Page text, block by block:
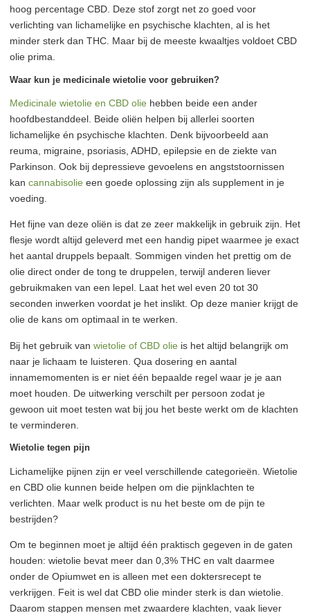
hoog percentage CBD. Deze stof zorgt net zo goed voor
verlichting van lichamelijke en psychische klachten, al is het
minder sterk dan THC. Maar bij de meeste kwaaltjes voldoet CBD
olie prima.
Waar kun je medicinale wietolie voor gebruiken?
Medicinale wietolie en CBD oliehebben beide een ander
hoofdbestanddeel. Beide oliën helpen bij allerlei soorten
lichamelijke én psychische klachten. Denk bijvoorbeeld aan
reuma, migraine, psoriasis, ADHD, epilepsie en de ziekte van
Parkinson. Ook bij depressieve gevoelens en angststoornissen
kan cannabisolieeen goede oplossing zijn als supplement in je
voeding.
Het fijne van deze oliën is dat ze zeer makkelijk in gebruik zijn. Het
flesje wordt altijd geleverd met een handig pipet waarmee je exact
het aantal druppels bepaalt. Sommigen vinden het prettig om de
olie direct onder de tong te druppelen, terwijl anderen liever
gebruikmaken van een lepel. Laat het wel even 20 tot 30
seconden inwerken voordat je het inslikt. Op deze manier krijgt de
olie de kans om optimaal in te werken.
Bij het gebruik van wietolie of CBD olieis het altijd belangrijk om
naar je lichaam te luisteren. Qua dosering en aantal
innamemomenten is er niet één bepaalde regel waar je je aan
moet houden. De uitwerking verschilt per persoon zodat je
gewoon uit moet testen wat bij jou het beste werkt om de klachten
te verminderen.
Wietolie tegen pijn
Lichamelijke pijnen zijn er veel verschillende categorieën. Wietolie
en CBD olie kunnen beide helpen om die pijnklachten te
verlichten. Maar welk product is nu het beste om de pijn te
bestrijden?
Om te beginnen moet je altijd één praktisch gegeven in de gaten
houden: wietolie bevat meer dan 0,3% THC en valt daarmee
onder de Opiumwet en is alleen met een doktersrecept te
verkrijgen. Feit is wel dat CBD olie minder sterk is dan wietolie.
Daarom stappen mensen met zwaardere klachten, vaak liever